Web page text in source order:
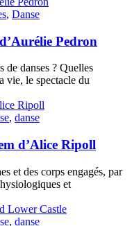
, Danse
Pedron
danses ? Quelles
vie, le spectacle du
, danse
d’Alice Ripoll
et des corps engagés, par
et
, danse